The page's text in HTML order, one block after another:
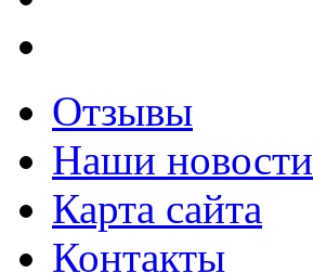
Отзывы
Наши новости
Карта сайта
Контакты